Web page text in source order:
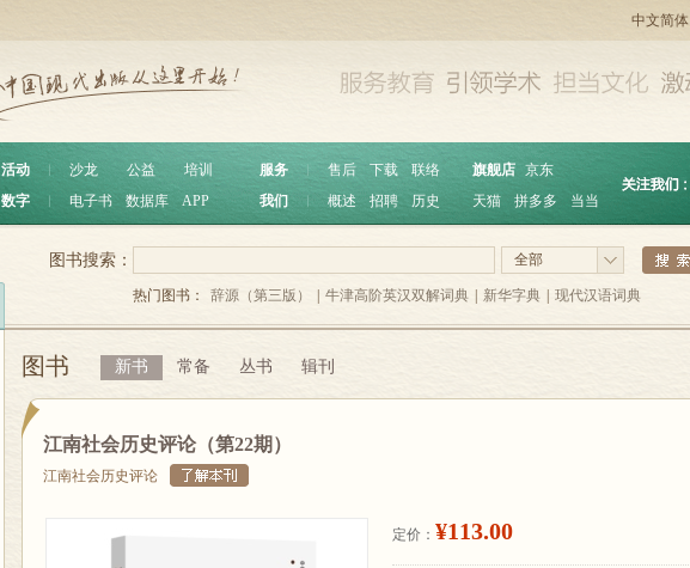
中文简体
活动 沙龙 公益
培训
数字
电子书 数据库 APP
服务 ︱ 售后 下载
联络
我们
概述 招聘 历史
旗舰店 京东
天猫
拼多多 当当
全部
图书搜索：
热门图书： 辞源（第三版） 牛津高阶英汉双解词典 新华字典 现代汉语词典
图书 新书 常备 丛书 辑刊
江南社会历史评论（第22期）
江南社会历史评论
定价： ¥113.00